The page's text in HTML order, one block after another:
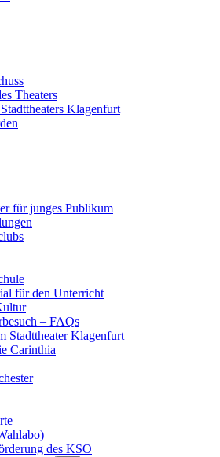
Theaters
Klagenfurt
für junges Publikum
für den Unterricht
– FAQs
Stadttheater Klagenfurt
Carinthia
des KSO